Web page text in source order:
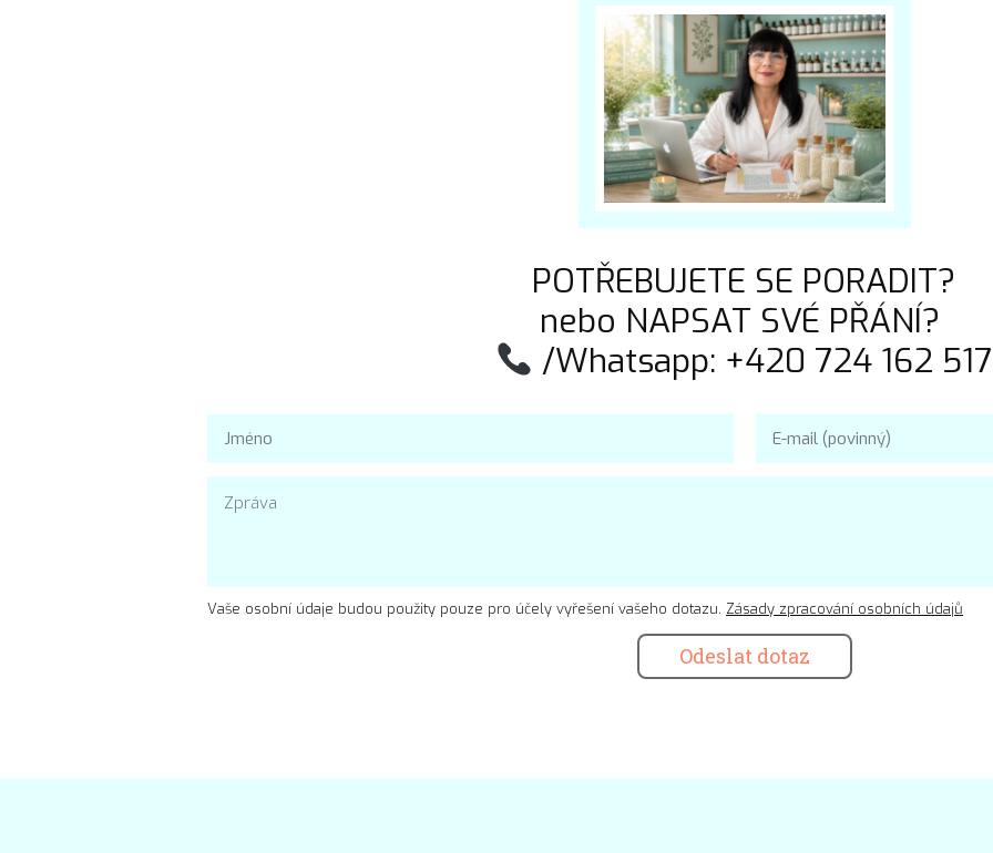
POTŘEBUJETE SE PORADIT?
nebo NAPSAT SVÉ PŘÁNÍ?
/Whatsapp: +420 724 162 517
Vaše osobní údaje budou použity pouze pro účely vyřešení vašeho dotazu. Zásady zpracování osobních údajů
Odeslat dotaz